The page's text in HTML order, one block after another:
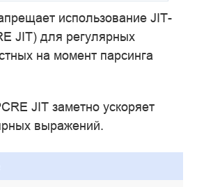
использование JIT-
JIT) для регулярных
на момент парсинга
JIT заметно ускоряет
выражений.